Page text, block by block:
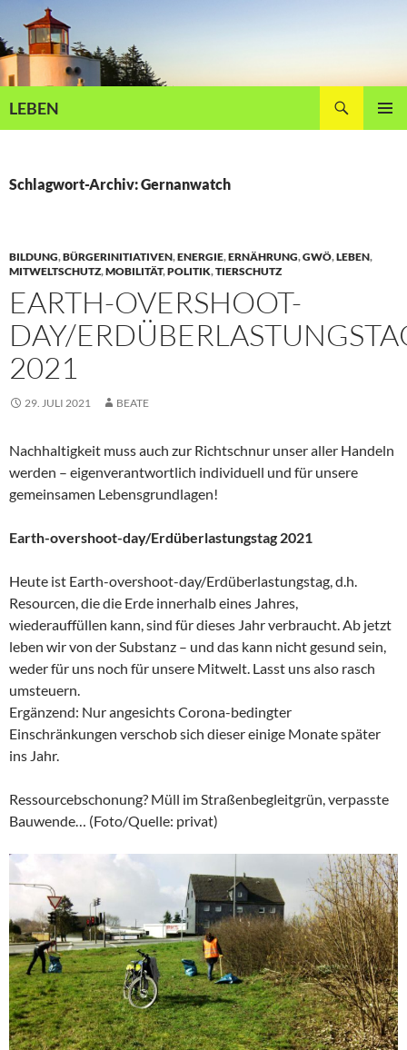
Inhalt
springen
LEBEN
Schlagwort-Archiv: Gernanwatch
BILDUNG,BÜRGERINITIATIVEN,ENERGIE,ERNÄHRUNG,GWÖ,LEBEN,
MITWELTSCHUTZ,MOBILITÄT,POLITIK,TIERSCHUTZ
EARTH-OVERSHOOT-
DAY/
2021
29. JULI 2021 BEATE
Nachhaltigkeit muss auch zur Richtschnur unser aller Handeln
werden – eigenverantwortlich individuell und für unsere
gemeinsamen Lebensgrundlagen!
Earth-overshoot-day/Erdüberlastungstag 2021
Heute ist Earth-overshoot-day/Erdüberlastungstag, d.h.
Resourcen, die die Erde innerhalb eines Jahres,
wiederauffüllen kann, sind für dieses Jahr verbraucht. Ab jetzt
leben wir von der Substanz – und das kann nicht gesund sein,
weder für uns noch für unsere Mitwelt. Lasst uns also rasch
umsteuern.
Ergänzend: Nur angesichts Corona-bedingter
Einschränkungen verschob sich dieser einige Monate später
ins Jahr.
Ressourcebschonung? Müll im Straßenbegleitgrün, verpasste
Bauwende… (Foto/Quelle: privat)